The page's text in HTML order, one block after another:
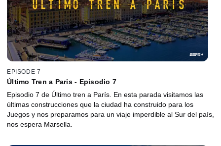
EPISODE 7
Último Tren a Paris - Episodio 7
Episodio 7 de Último tren a París. En esta parada visitamos las
últimas construcciones que la ciudad ha construido para los
Juegos y nos preparamos para un viaje imperdible al Sur del país,
nos espera Marsella.